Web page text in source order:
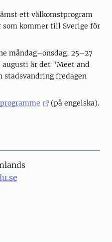
ett välkomstprogram
kommer till Sverige för
måndag–onsdag, 25–27
augusti är det "Meet and
stadsvandring fredagen
(på engelska).